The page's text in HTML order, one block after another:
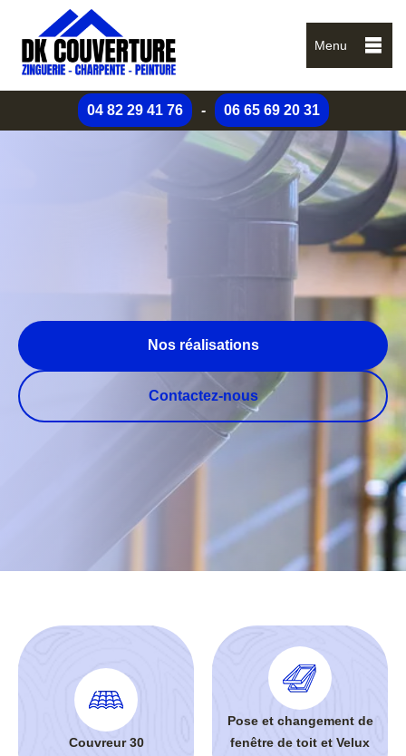
Menu
04 82 29 41 76 - 06 65 69 20 31
Nos réalisations
Contactez-nous
Couvreur 30
Pose et changement de
fenêtre de toit et Velux